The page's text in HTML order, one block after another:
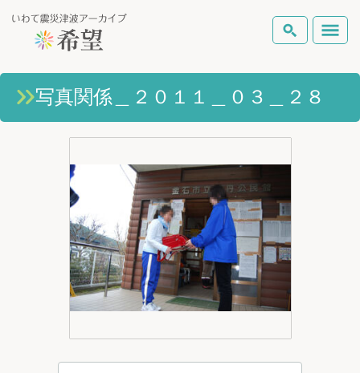
いわて震災津波アーカイブとは
ピックアップコンテンツ
Foreign Laguage
検索
写真関係＿２０１１＿０３＿２８